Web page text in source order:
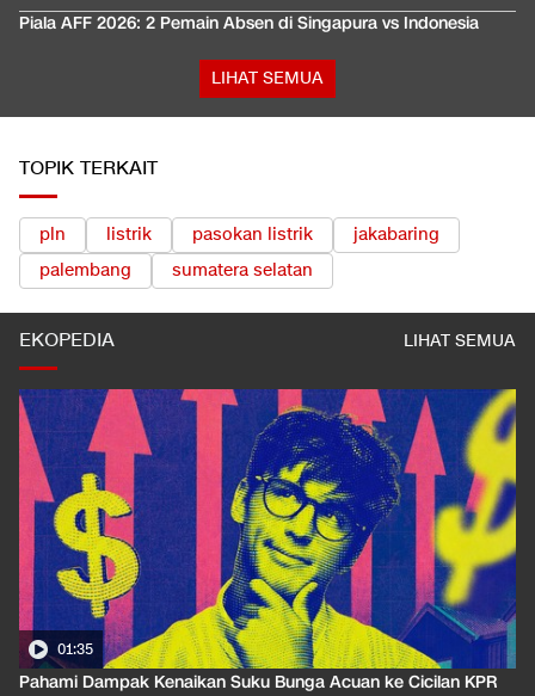
Piala AFF 2026: 2 Pemain Absen di Singapura vs Indonesia
LIHAT SEMUA
TOPIK TERKAIT
pln listrik pasokan listrik
jakabaring
palembang
sumatera selatan
EKOPEDIA LIHAT SEMUA
01:35
Pahami Dampak Kenaikan Suku Bunga Acuan ke Cicilan KPR